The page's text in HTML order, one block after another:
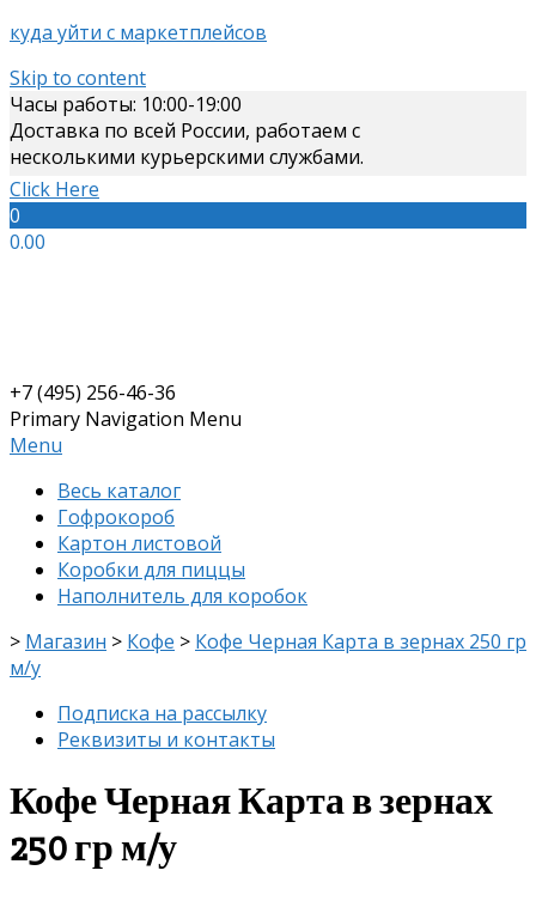
куда уйти с маркетплейсов
Skip to content
Часы работы: 10:00-19:00
Доставка по всей России, работаем с
несколькими курьерскими службами.
Click Here
0
0.00
+7 (495) 256-46-36
Primary Navigation Menu
Menu
Весь каталог
Гофрокороб
Картон листовой
Коробки для пиццы
Наполнитель для коробок
> Магазин > Кофе > Кофе Черная Карта в зернах 250 гр
м/у
Подписка на рассылку
Реквизиты и контакты
Кофе Черная Карта в зернах
250 гр м/у